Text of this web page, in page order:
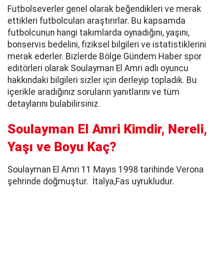
Futbolseverler genel olarak beğendikleri ve merak
ettikleri futbolcuları araştırırlar. Bu kapsamda
futbolcunun hangi takımlarda oynadığını, yaşını,
bonservis bedelini, fiziksel bilgileri ve istatistiklerini
merak ederler. Bizlerde Bölge Gündem Haber spor
editörleri olarak Soulayman El Amri adlı oyuncu
hakkındaki bilgileri sizler için derleyip topladık. Bu
içerikle aradığınız soruların yanıtlarını ve tüm
detaylarını bulabilirsiniz.
Soulayman El Amri Kimdir, Nereli,
Yaşı ve Boyu Kaç?
Soulayman El Amri 11 Mayıs 1998 tarihinde Verona
şehrinde doğmuştur. İtalya,Fas uyrukludur.